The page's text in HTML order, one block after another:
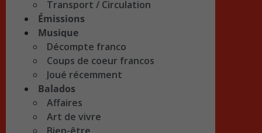
Transport / Circulation
Émissions
Musique
Décompte franco
Coups de coeur francos
Joué récemment
Balados
Affaires
Art de vivre